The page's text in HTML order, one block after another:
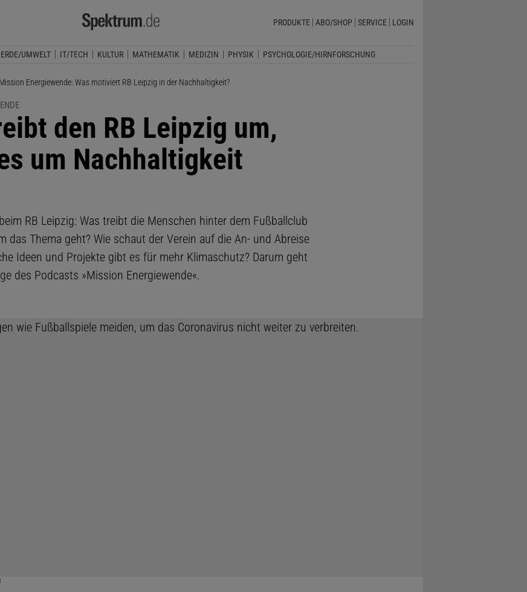
PRODUKTE ABO/SHOP SERVICE LOGIN
ERDE/UMWELT IT/TECH KULTUR MATHEMATIK MEDIZIN PHYSIK PSYCHOLOGIE/HIRNFORSCHUNG
Aktuelle Seite:
Mission Energiewende: Was motiviert RB Leipzig in der Nachhaltigkeit?
den RB Leipzig um,
um Nachhaltigkeit
RB Leipzig: Was treibt die Menschen hinter dem Fußballclub
das Thema geht? Wie schaut der Verein auf die An- und Abreise
Ideen und Projekte gibt es für mehr Klimaschutz? Darum geht
des Podcasts »Mission Energiewende«.